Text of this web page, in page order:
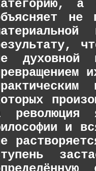
а
не
духовной
революция
и